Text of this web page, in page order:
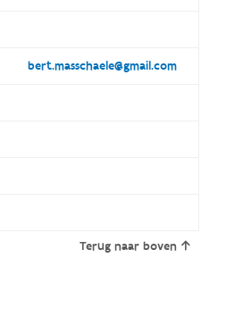
bert.masschaele@gmail.com
Terug naar boven